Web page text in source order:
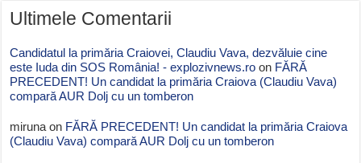
Ultimele Comentarii
Candidatul la primăria Craiovei, Claudiu Vava, dezvăluie cine
este Iuda din SOS România! - explozivnews.ro on FĂRĂ
PRECEDENT! Un candidat la primăria Craiova (Claudiu Vava)
compară AUR Dolj cu un tomberon
miruna on FĂRĂ PRECEDENT! Un candidat la primăria Craiova
(Claudiu Vava) compară AUR Dolj cu un tomberon